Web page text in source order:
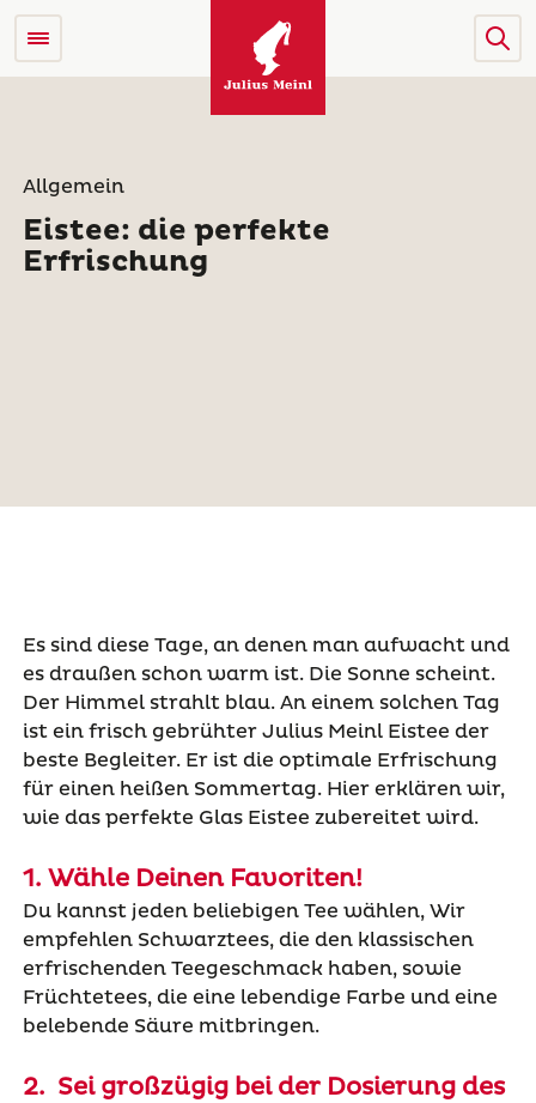
Allgemein
Eistee: die perfekte
Erfrischung
Es sind diese Tage, an denen man aufwacht und
es draußen schon warm ist. Die Sonne scheint.
Der Himmel strahlt blau. An einem solchen Tag
ist ein frisch gebrühter Julius Meinl Eistee der
beste Begleiter. Er ist die optimale Erfrischung
für einen heißen Sommertag. Hier erklären wir,
wie das perfekte Glas Eistee zubereitet wird.
1. Wähle Deinen Favoriten!
Du kannst jeden beliebigen Tee wählen, Wir
empfehlen Schwarztees, die den klassischen
erfrischenden Teegeschmack haben, sowie
Früchtetees, die eine lebendige Farbe und eine
belebende Säure mitbringen.
2. Sei großzügig bei der Dosierung des